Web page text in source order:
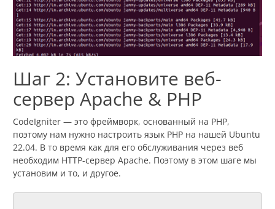
Шаг 2: Установите веб-
сервер Apache & PHP
CodeIgniter — это фреймворк, основанный на PHP,
поэтому нам нужно настроить язык PHP на нашей Ubuntu
22.04. В то время как для его обслуживания через веб
необходим HTTP-сервер Apache. Поэтому в этом шаге мы
установим и то, и другое.